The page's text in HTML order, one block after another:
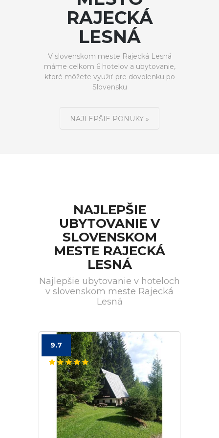
RAJECKÁ
LESNÁ
V slovenskom meste Rajecká Lesná
máme celkom 6 hotelov a ubytovanie,
ktoré môžete využiť pre dovolenku po
Slovensku
NAJLEPŠIE PONUKY »
NAJLEPŠIE
UBYTOVANIE V
SLOVENSKOM
MESTE RAJECKÁ
LESNÁ
Najlepšie ubytovanie v hoteloch
v slovenskom meste Rajecká
Lesná
9.7